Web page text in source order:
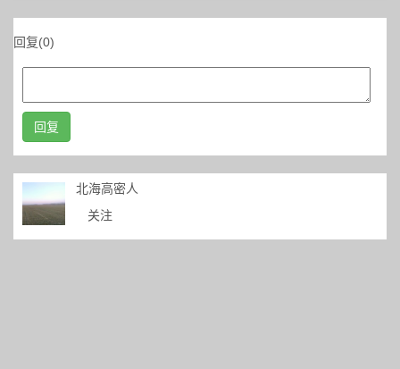
回复(0)
回复
北海高密人
关注